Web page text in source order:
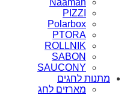
PIZZI
Polarbox
PTORA
ROLLNIK
SABON
SAUCONY
מתנות לחגים
מארזים לחג